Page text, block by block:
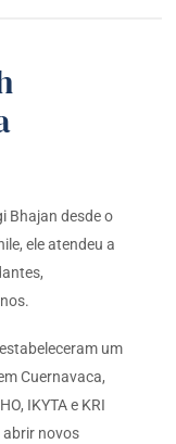
Bhajan desde o
ele atendeu a
um
Cuernavaca,
IKYTA e KRI
abrir novos